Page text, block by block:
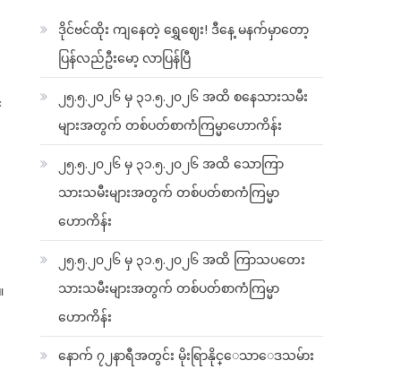
ဒိုင်ဗင်ထိုး ကျနေတဲ့ ရွှေဈေး! ဒီနေ့ မနက်မှာတော့
ပြန်လည်ဦးမော့ လာပြန်ပြီ
၂၅.၅.၂၀၂၆ မှ ၃၁.၅.၂၀၂၆ အထိ စနေသားသမီး
များအတွက် တစ်ပတ်စာကံကြမ္မာဟောကိန်း
၂၅.၅.၂၀၂၆ မှ ၃၁.၅.၂၀၂၆ အထိ သောကြာ
သားသမီးများအတွက် တစ်ပတ်စာကံကြမ္မာ
ဟောကိန်း
၂၅.၅.၂၀၂၆ မှ ၃၁.၅.၂၀၂၆ အထိ ကြာသပတေး
သားသမီးများအတွက် တစ်ပတ်စာကံကြမ္မာ
ဟောကိန်း
နောက် ၇၂နာရီအတွင်း မိုးရြာနိုင္ေသာေဒသမ်ား